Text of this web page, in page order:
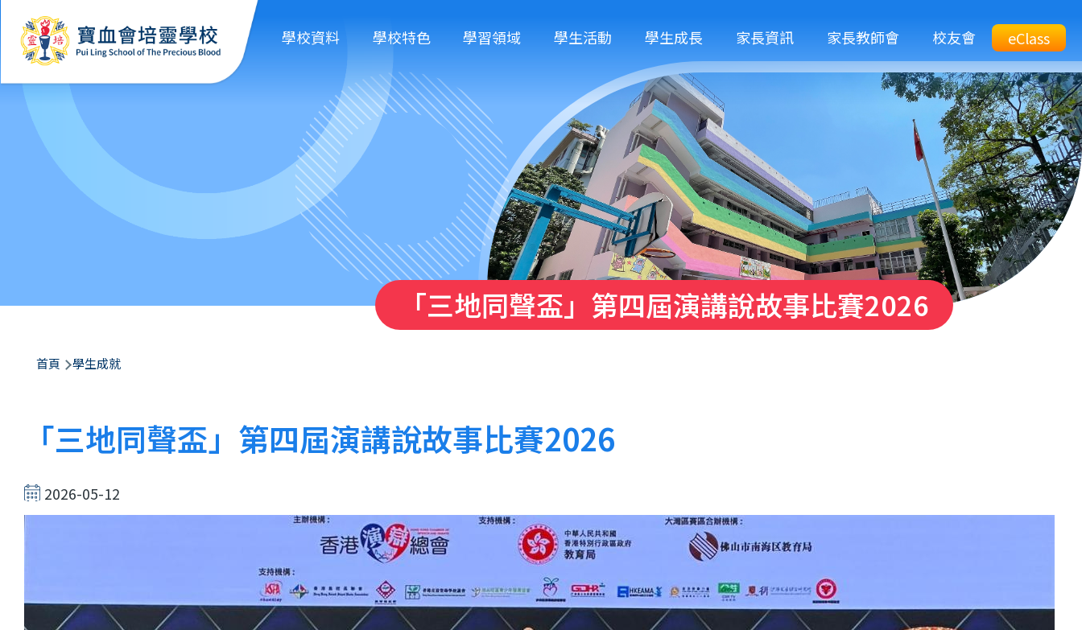
移至主內容
學校資料 學校特色 學習領域 學生活動 學生成長 家長資訊 家長教師會 校友會
Top
eClass
Btn
eClass
「三地同聲盃」第四屆演講說故事比賽2026
航
結
首頁 學生成就
「三地同聲盃」第四屆演講說故事比賽2026
2026-05-12